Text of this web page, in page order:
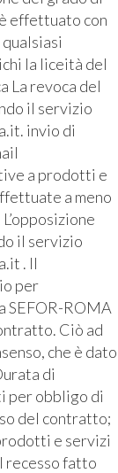
effettuato con
la liceità del
La revoca del
il servizio
invio di
a prodotti e
a meno
il servizio
. Il
per
SEFOR-ROMA
Ciò ad
che è dato
di
per obbligo di
del contratto;
e servizi
recesso fatto